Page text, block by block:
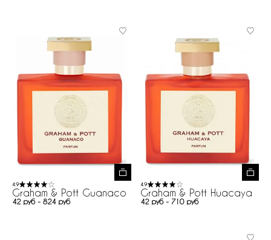
4.9
Graham & Pott Guanaco
42 руб - 824 руб
4.9
Graham & Pott Huacaya
42 руб - 710 руб